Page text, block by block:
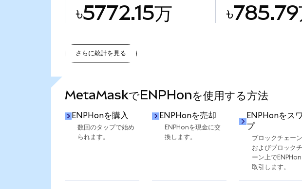
৳5772.15万 ৳785.79
さらに統計を見る
MetaMaskでENPHonを使用する方法
ENPHonを購入
数回のタップで始め
られます。
ENPHonを売却
ENPHonを現金に交
換します。
ENPHonをス
プ
ブロックチェー
およびブロック
ーン上で
取引します。